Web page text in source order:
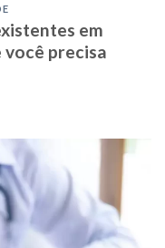
em
você precisa